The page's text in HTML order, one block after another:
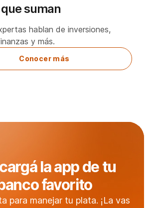
suman
hablan de inversiones,
y más.
Conocer más
la app de tu
favorito
para manejar tu plata. ¡La vas